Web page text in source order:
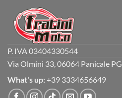
P. IVA 03404330544
Via Olmini 33, 06064 Panicale PG
What's up: +39 3334656649